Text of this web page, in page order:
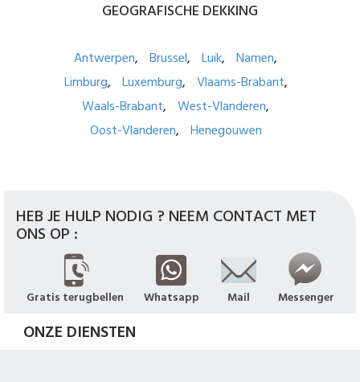
GEOGRAFISCHE DEKKING
Antwerpen Brussel Luik
Namen
Limburg
Luxemburg
Vlaams-Brabant
Waals-Brabant
West-Vlanderen
Oost-Vlanderen
Henegouwen
HEB JE HULP NODIG ? NEEM CONTACT MET
ONS OP :
Gratis terugbellen Whatsapp Mail Messenger
ONZE DIENSTEN